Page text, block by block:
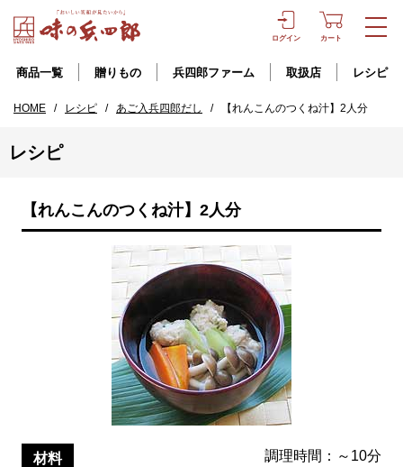
ログイン カート
商品一覧 贈りもの 兵四郎ファーム 取扱店 レシピ
HOME / レシピ / あご入兵四郎だし / 【れんこんのつくね汁】2人分
レシピ
【れんこんのつくね汁】2人分
材料 調理時間：～10分